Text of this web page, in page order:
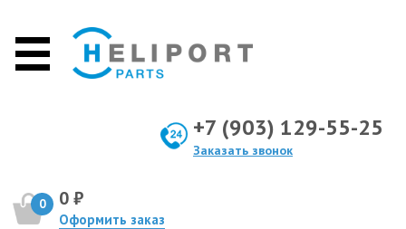
+7 (903) 129-55-25
Заказать звонок
0 0 ₽
Оформить заказ